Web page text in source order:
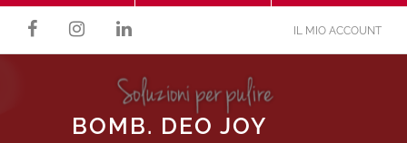
IL MIO ACCOUNT
BOMB. DEO JOY